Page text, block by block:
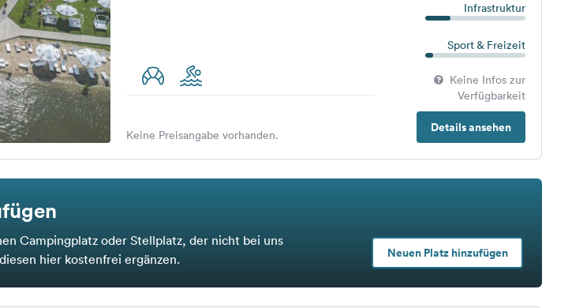
Infrastruktur
Sport & Freizeit
Keine Infos zur
Verfügbarkeit
Details ansehen
Keine Preisangabe vorhanden.
Campingplatz oder Stellplatz, der nicht bei uns
hier kostenfrei ergänzen.
Neuen Platz hinzufügen